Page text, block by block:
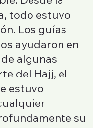
todo estuvo
Los guías
ayudaron en
algunas
del Hajj, el
estuvo
su